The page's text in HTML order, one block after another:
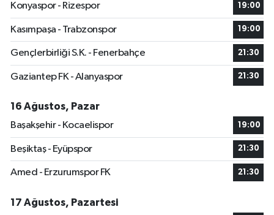
Konyaspor - Rizespor
19:00
Kasımpaşa - Trabzonspor 19:00
Gençlerbirliği S.K. - Fenerbahçe 21:30
Gaziantep FK - Alanyaspor 21:30
16 Ağustos, Pazar
Başakşehir - Kocaelispor
19:00
Beşiktaş - Eyüpspor 21:30
Amed - Erzurumspor FK 21:30
17 Ağustos, Pazartesi